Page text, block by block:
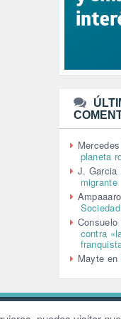
LEÓN
LGTBI (1)
PAZ (2)
PEPE
planeta
J. Garcia
migrante
Consuelo
contra
Mayte en